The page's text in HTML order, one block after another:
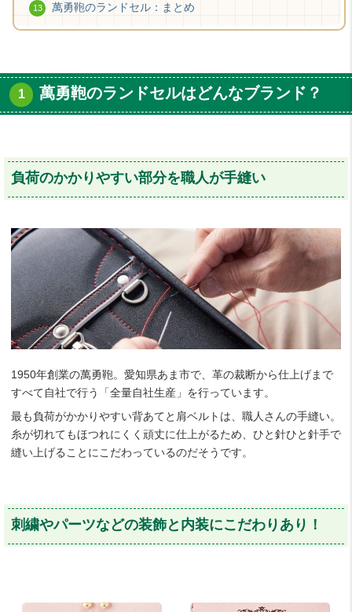
萬勇鞄のランドセル：まとめ
萬勇鞄のランドセルはどんなブランド？
負荷のかかりやすい部分を職人が手縫い
1950年創業の萬勇鞄。愛知県あま市で、革の裁断から仕上げまで
すべて自社で行う「全量自社生産」を行っています。
最も負荷がかかりやすい背あてと肩ベルトは、職人さんの手縫い。
糸が切れてもほつれにくく頑丈に仕上がるため、ひと針ひと針手で
縫い上げることにこだわっているのだそうです。
刺繍やパーツなどの装飾と内装にこだわりあり！